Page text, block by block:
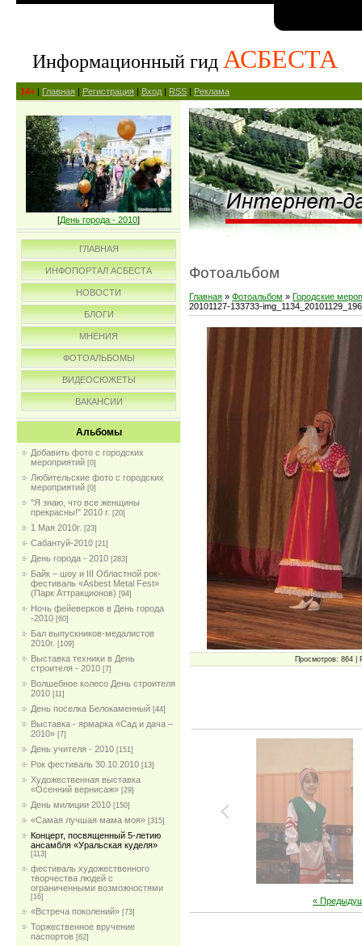
Информационный гид АСБЕСТА
14+ | Главная | Регистрация | Вход | RSS | Реклама
[День города - 2010]
ГЛАВНАЯ
ИНФОПОРТАЛ АСБЕСТА
НОВОСТИ
БЛОГИ
МНЕНИЯ
ФОТОАЛЬБОМЫ
ВИДЕОСЮЖЕТЫ
ВАКАНСИИ
Альбомы
Добавить фото с городских
мероприятий [0]
Любительские фото с городских
мероприятий [0]
"Я знаю, что все женщины
прекрасны!" 2010 г. [20]
1 Мая 2010г. [23]
Сабантуй-2010 [21]
День города - 2010 [283]
Байк – шоу и III Областной рок-
фестиваль «Asbest Metal Fest»
(Парк Аттракционов) [94]
Ночь фейеверков в День города
-2010 [60]
Бал выпускников-медалистов
2010г. [109]
Выставка техники в День
строителя - 2010 [7]
Волшебное колесо День строителя
2010 [11]
День поселка Белокаменный [44]
Выставка - ярмарка «Сад и дача –
2010» [7]
День учителя - 2010 [151]
Рок фестиваль 30.10.2010 [13]
Художественная выставка
«Осенний вернисаж» [29]
День милиции 2010 [150]
«Самая лучшая мама моя» [315]
Концерт, посвященный 5-летию
ансамбля «Уральская куделя»
[113]
фестиваль художественного
творчества людей с
ограниченными возможностями
[16]
«Встреча поколений» [73]
Торжественное вручение
паспортов [62]
Фотоальбом
Главная » Фотоальбом » Городские
20101127-133733-
Просмотров: 864 |
«